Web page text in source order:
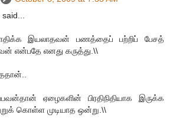
இயலாதவன் பணத்தைப் பற்றிப் பேசத்
என்பதே எனது கருத்து.\\
ஏழைகளின் பிரதிநிதியாக இருக்க
கொள்ள முடியாத ஒன்று.\\